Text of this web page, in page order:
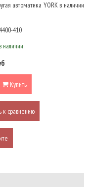
автоматика YORK в наличии
410
наличии
Купить
к сравнению